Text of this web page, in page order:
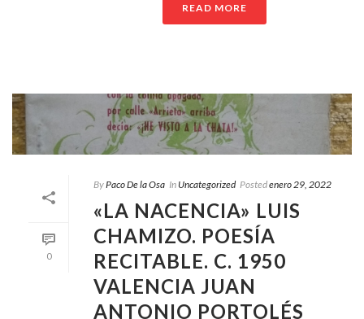
READ MORE
0
ByPaco De la Osa In Uncategorized Postedenero 29, 2022
«LA NACENCIA» LUIS
CHAMIZO. POESÍA
RECITABLE. C. 1950
VALENCIA JUAN
ANTONIO PORTOLÉS